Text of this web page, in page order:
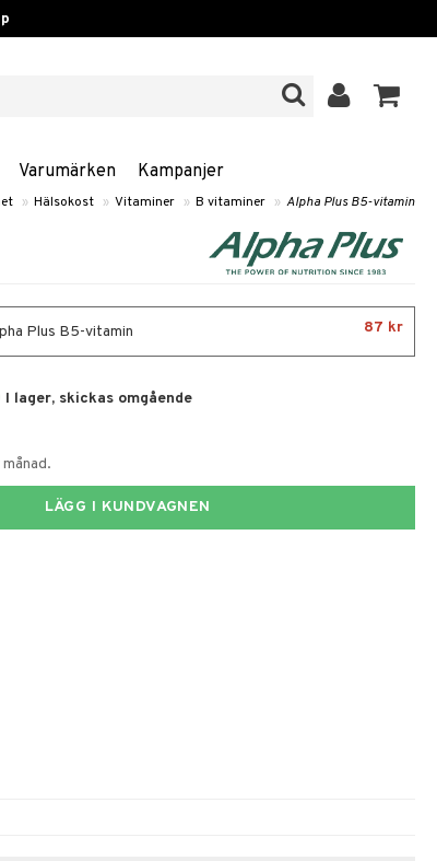
Varumärken Kampanjer
» Hälsokost » Vitaminer » B vitaminer » Alpha Plus B5-vitamin
Plus B5-vitamin 87 kr
I lager, skickas omgående
LÄGG I KUNDVAGNEN